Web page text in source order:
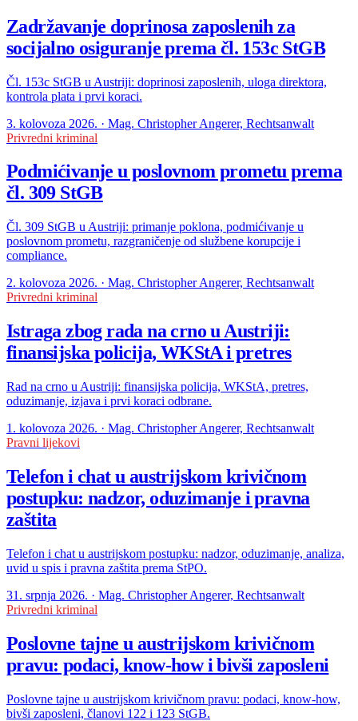
Zadržavanje doprinosa zaposlenih za
socijalno osiguranje prema čl. 153c StGB
Čl. 153c StGB u Austriji: doprinosi zaposlenih, uloga direktora,
kontrola plata i prvi koraci.
3. kolovoza 2026. · Mag. Christopher Angerer, Rechtsanwalt
Privredni kriminal
Podmićivanje u poslovnom prometu prema
čl. 309 StGB
Čl. 309 StGB u Austriji: primanje poklona, podmićivanje u
poslovnom prometu, razgraničenje od službene korupcije i
compliance.
2. kolovoza 2026. · Mag. Christopher Angerer, Rechtsanwalt
Privredni kriminal
Istraga zbog rada na crno u Austriji:
finansijska policija, WKStA i pretres
Rad na crno u Austriji: finansijska policija, WKStA, pretres,
oduzimanje, izjava i prvi koraci odbrane.
1. kolovoza 2026. · Mag. Christopher Angerer, Rechtsanwalt
Pravni lijekovi
Telefon i chat u austrijskom krivičnom
postupku: nadzor, oduzimanje i pravna
zaštita
Telefon i chat u austrijskom postupku: nadzor, oduzimanje, analiza,
uvid u spis i pravna zaštita prema StPO.
31. srpnja 2026. · Mag. Christopher Angerer, Rechtsanwalt
Privredni kriminal
Poslovne tajne u austrijskom krivičnom
pravu: podaci, know-how i bivši zaposleni
Poslovne tajne u austrijskom krivičnom pravu: podaci, know-how,
bivši zaposleni, članovi 122 i 123 StGB.